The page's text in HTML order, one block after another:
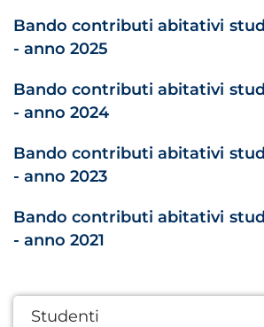
Bando contributi abitativi
- anno 2025
Bando contributi abitativi
- anno 2024
Bando contributi abitativi
- anno 2023
Bando contributi abitativi
- anno 2021
Studenti